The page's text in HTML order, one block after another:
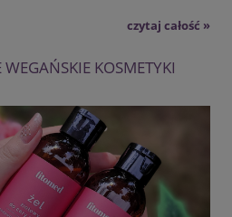
czytaj całość »
KOSMETYKI